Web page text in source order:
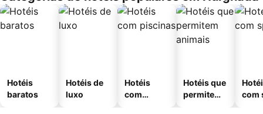
Hotéis
baratos
Hotéis de
luxo
Hotéis
com
Hotéis que
permitem
com